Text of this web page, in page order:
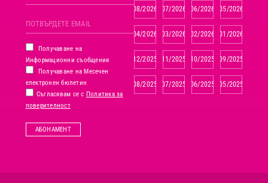
Получаване на
Информационни съобщения
Получаване на Месечен
електронен бюлетин
Съгласявам се с Политика за
поверителност
АБОНАМЕНТ
08/2026 07/2026 06/2026 05/2026
04/2026 03/2026 02/2026 01/2026
12/2025 11/2025 10/2025 09/2025
08/2025 07/2025 06/2025 05/2025